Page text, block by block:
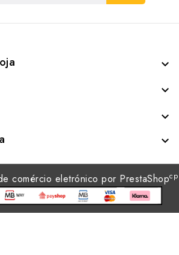




comércio eletrónico por PrestaShopcp